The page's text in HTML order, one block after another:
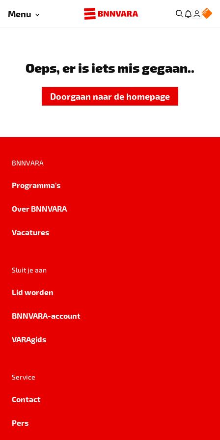
Menu
Oeps, er is iets mis gegaan..
Doorgaan naar de homepage
BNNVARA
Programma's
Over BNNVARA
Vacatures
Sluit je aan
Lid worden
BNNVARA-account
VARAgids
Service
Contact
Pers